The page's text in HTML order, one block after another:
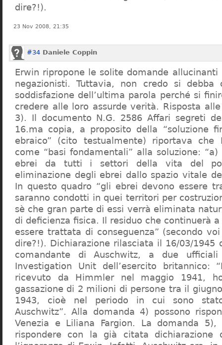
dire?!).
23 Nov 2008, 21:35
#34 Daniele Coppin
Erwin ripropone le solite domande
negazionisti. Tuttavia, non credo si debba
soddisfazione dell’ultima parola perché si
credere alle loro assurde verità. Risposta
3). Il documento N.G. 2586 Affari segreti
16.ma copia, a proposito della “soluzione
ebraico” (cito testualmente) riportava che
come “basi fondamentali” alla soluzione:
ebrei da tutti i settori della vita del
eliminazione degli ebrei dallo spazio vitale
In questo quadro “gli ebrei devono essere
saranno condotti in quei territori per
sè che gran parte di essi verrà eliminata
di deficienza fisica. Il residuo che continuerà
essere trattata di conseguenza” (secondo
dire?!). Dichiarazione rilasciata il 16/03/1945
comandante di Auschwitz, a due
Investigation Unit dell’esercito britannico:
ricevuto da Himmler nel maggio 1941,
gassazione di 2 milioni di persone tra il
1943, cioè nel periodo in cui sono
Auschwitz”. Alla domanda 4) possono
Venezia e Liliana Fargion. La domanda
rispondere con la già citata dichiarazione